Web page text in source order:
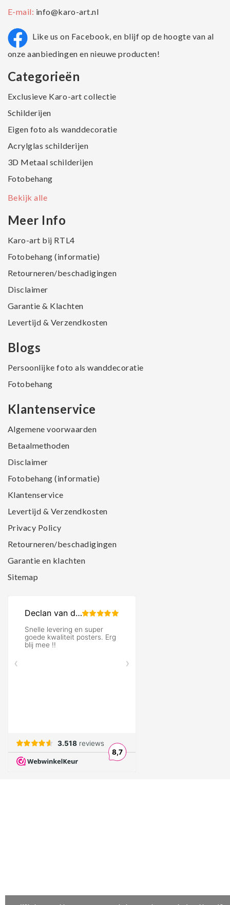
E-mail: info@karo-art.nl
Like us on Facebook, en blijf op de hoogte van al
onze aanbiedingen en nieuwe producten!
Categorieën
Exclusieve Karo-art collectie
Schilderijen
Eigen foto als wanddecoratie
Acrylglas schilderijen
3D Metaal schilderijen
Fotobehang
Bekijk alle
Meer Info
Karo-art bij RTL4
Fotobehang (informatie)
Retourneren/beschadigingen
Disclaimer
Garantie & Klachten
Levertijd & Verzendkosten
Blogs
Persoonlijke foto als wanddecoratie
Fotobehang
Klantenservice
Algemene voorwaarden
Betaalmethoden
Disclaimer
Fotobehang (informatie)
Klantenservice
Levertijd & Verzendkosten
Privacy Policy
Retourneren/beschadigingen
Garantie en klachten
Sitemap